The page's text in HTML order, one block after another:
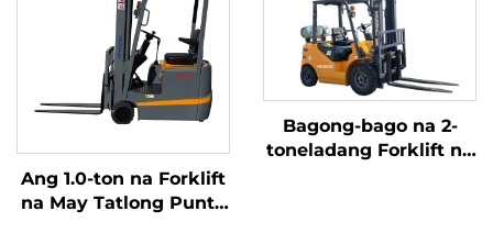
Ang 1.0-ton na Forklift
na May Tatlong Punto
Bagong-bago na 2-
toneladang Forklift na